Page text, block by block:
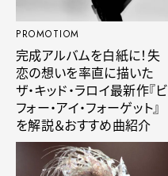
PROMOTIOM
完成アルバムを白紙に！失
恋の想いを率直に描いた
ザ・キッド・ラロイ最新作『ビ
フォー・アイ・フォーゲット』
を解説＆おすすめ曲紹介